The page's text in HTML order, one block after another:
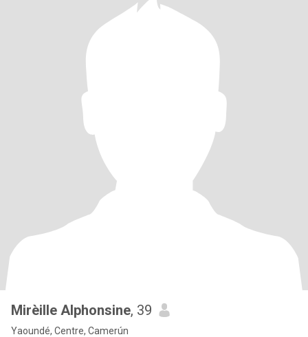
Mirèille Alphonsine, 39
Yaoundé, Centre, Camerún